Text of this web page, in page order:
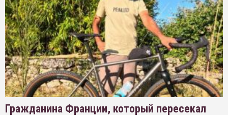
Гражданина Франции, который пересекал